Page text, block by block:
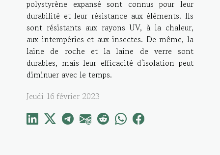
polystyrène expansé sont connus pour leur
durabilité et leur résistance aux éléments. Ils
sont résistants aux rayons UV, à la chaleur,
aux intempéries et aux insectes. De même, la
laine de roche et la laine de verre sont
durables, mais leur efficacité d'isolation peut
diminuer avec le temps.
Jeudi 16 février 2023